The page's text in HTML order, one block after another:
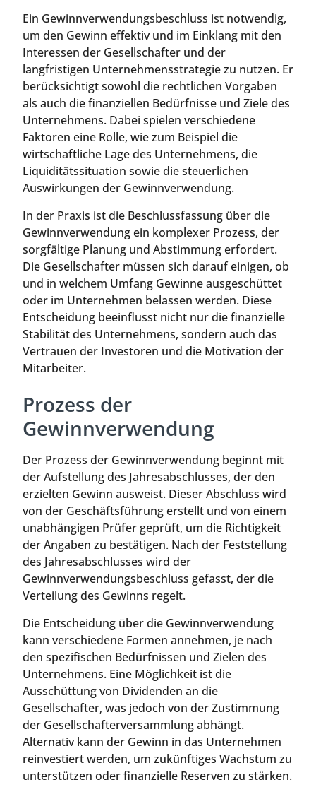
Ein Gewinnverwendungsbeschluss ist notwendig,
um den Gewinn effektiv und im Einklang mit den
Interessen der Gesellschafter und der
langfristigen Unternehmensstrategie zu nutzen. Er
berücksichtigt sowohl die rechtlichen Vorgaben
als auch die finanziellen Bedürfnisse und Ziele des
Unternehmens. Dabei spielen verschiedene
Faktoren eine Rolle, wie zum Beispiel die
wirtschaftliche Lage des Unternehmens, die
Liquiditätssituation sowie die steuerlichen
Auswirkungen der Gewinnverwendung.
In der Praxis ist die Beschlussfassung über die
Gewinnverwendung ein komplexer Prozess, der
sorgfältige Planung und Abstimmung erfordert.
Die Gesellschafter müssen sich darauf einigen, ob
und in welchem Umfang Gewinne ausgeschüttet
oder im Unternehmen belassen werden. Diese
Entscheidung beeinflusst nicht nur die finanzielle
Stabilität des Unternehmens, sondern auch das
Vertrauen der Investoren und die Motivation der
Mitarbeiter.
Prozess der
Gewinnverwendung
Der Prozess der Gewinnverwendung beginnt mit
der Aufstellung des Jahresabschlusses, der den
erzielten Gewinn ausweist. Dieser Abschluss wird
von der Geschäftsführung erstellt und von einem
unabhängigen Prüfer geprüft, um die Richtigkeit
der Angaben zu bestätigen. Nach der Feststellung
des Jahresabschlusses wird der
Gewinnverwendungsbeschluss gefasst, der die
Verteilung des Gewinns regelt.
Die Entscheidung über die Gewinnverwendung
kann verschiedene Formen annehmen, je nach
den spezifischen Bedürfnissen und Zielen des
Unternehmens. Eine Möglichkeit ist die
Ausschüttung von Dividenden an die
Gesellschafter, was jedoch von der Zustimmung
der Gesellschafterversammlung abhängt.
Alternativ kann der Gewinn in das Unternehmen
reinvestiert werden, um zukünftiges Wachstum zu
unterstützen oder finanzielle Reserven zu stärken.